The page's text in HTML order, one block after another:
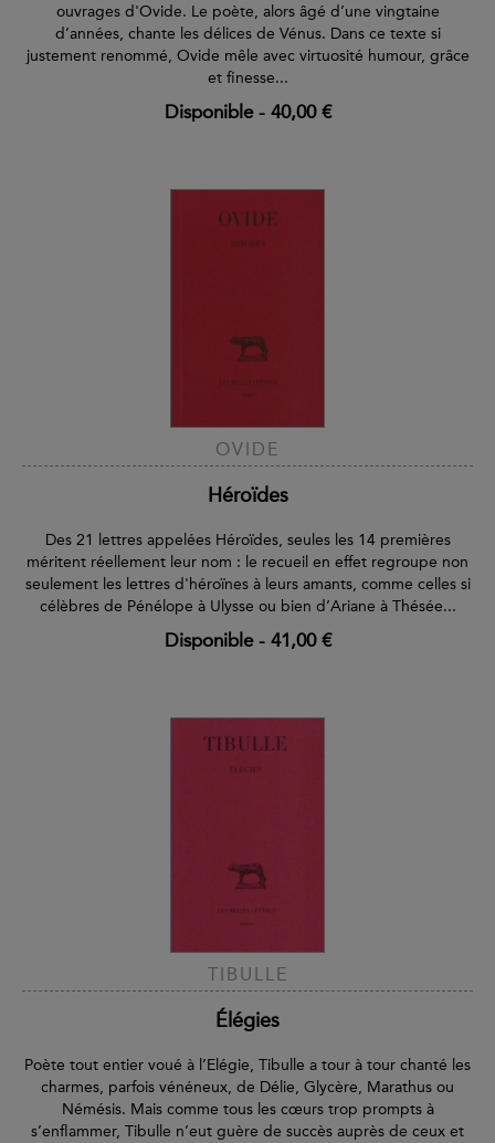
ouvrages d'Ovide. Le poète, alors âgé d’une vingtaine
d’années, chante les délices de Vénus. Dans ce texte si
justement renommé, Ovide mêle avec virtuosité humour, grâce
et finesse...
Disponible- 40,00 €
OVIDE
Héroïdes
Des 21 lettres appelées Héroïdes, seules les 14 premières
méritent réellement leur nom : le recueil en effet regroupe non
seulement les lettres d'héroïnes à leurs amants, comme celles si
célèbres de Pénélope à Ulysse ou bien d’Ariane à Thésée...
Disponible- 41,00 €
TIBULLE
Élégies
Poète tout entier voué à l’Elégie, Tibulle a tour à tour chanté les
charmes, parfois vénéneux, de Délie, Glycère, Marathus ou
Némésis. Mais comme tous les cœurs trop prompts à
s’enflammer, Tibulle n’eut guère de succès auprès de ceux et